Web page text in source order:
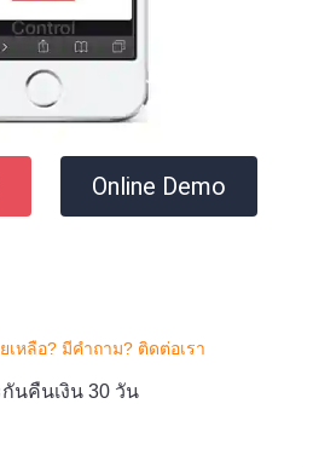
Online Demo
เหลือ? มีคําถาม? ติดต่อเรา
นคืนเงิน 30 วัน